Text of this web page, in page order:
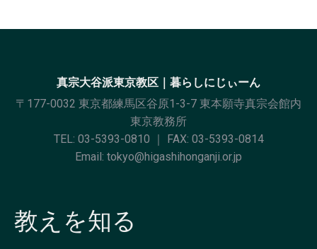
真宗大谷派東京教区｜暮らしにじぃーん
〒177-0032 東京都練馬区谷原1-3-7 東本願寺真宗会館内
東京教務所
TEL: 03-5393-0810 ｜ FAX: 03-5393-0814
Email: tokyo@higashihonganji.or.jp
教えを知る